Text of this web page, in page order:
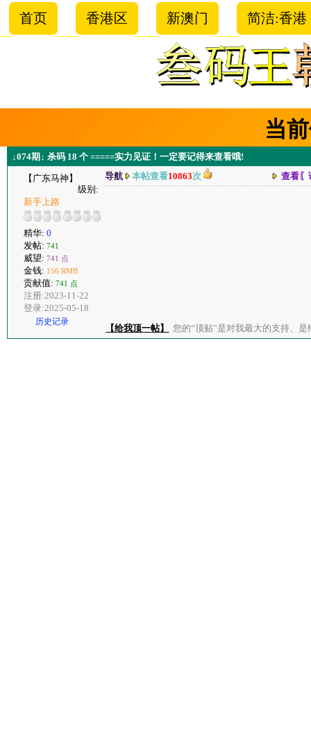
首页 香港区 新澳门 简洁:香港
当
↓074期↓ 杀码 18 个 =====实力见证！一定要记得来查看哦!
【广东马神】
级别:
新手上路
精华: 0
发帖: 741
威望: 741 点
金钱: 156 RMB
贡献值: 741 点
注册:2023-11-22
登录:2025-05-18
历史记录
导航 本帖查看10863次 查看〖
【给我顶一帖】 您的“顶贴”是对我最大的支持、